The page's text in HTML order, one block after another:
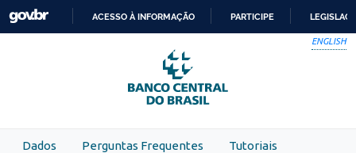
Skip to main content
PARA
O
CONTEÚDO
ACESSO À INFORMAÇÃO PARTICIPE
ENGLISH
Dados Perguntas Frequentes Tutoriais